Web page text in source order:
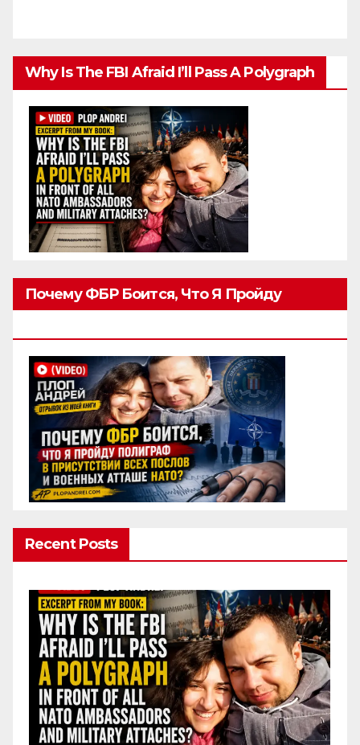
Why Is The FBI Afraid I’ll Pass A Polygraph
Почему ФБР Боится, Что Я Пройду
Recent Posts